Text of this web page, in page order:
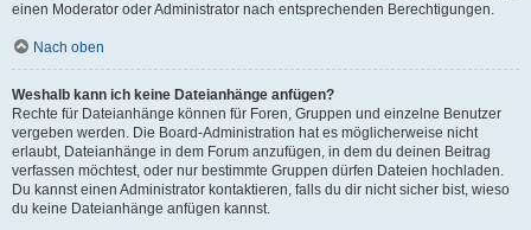
einen Moderator oder Administrator nach entsprechenden Berechtigungen.
Nach oben
Weshalb kann ich keine Dateianhänge anfügen?
Rechte für Dateianhänge können für Foren, Gruppen und einzelne Benutzer
vergeben werden. Die Board-Administration hat es möglicherweise nicht
erlaubt, Dateianhänge in dem Forum anzufügen, in dem du deinen Beitrag
verfassen möchtest, oder nur bestimmte Gruppen dürfen Dateien hochladen.
Du kannst einen Administrator kontaktieren, falls du dir nicht sicher bist, wieso
du keine Dateianhänge anfügen kannst.